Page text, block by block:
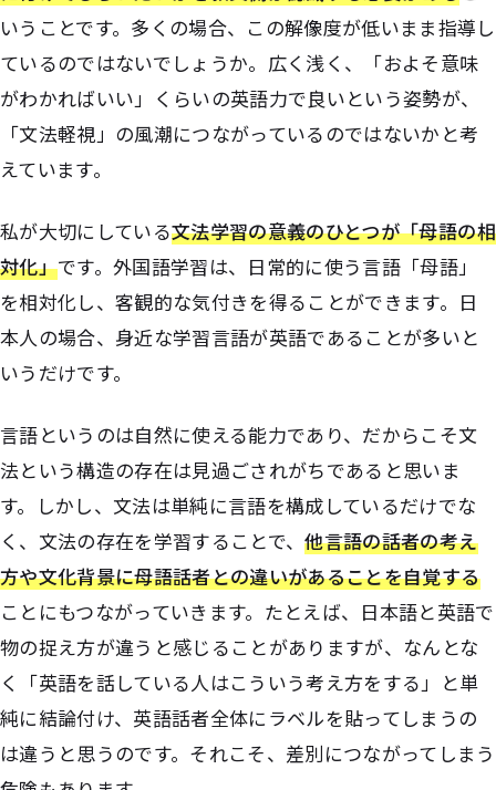
いうことです。多くの場合、この解像度が低いまま指導し
ているのではないでしょうか。広く浅く、「およそ意味
がわかればいい」くらいの英語力で良いという姿勢が、
「文法軽視」の風潮につながっているのではないかと考
えています。
私が大切にしている文法学習の意義のひとつが「母語の相
対化」です。外国語学習は、日常的に使う言語「母語」
を相対化し、客観的な気付きを得ることができます。日
本人の場合、身近な学習言語が英語であることが多いと
いうだけです。
言語というのは自然に使える能力であり、だからこそ文
法という構造の存在は見過ごされがちであると思いま
す。しかし、文法は単純に言語を構成しているだけでな
く、文法の存在を学習することで、他言語の話者の考え
方や文化背景に母語話者との違いがあることを自覚する
ことにもつながっていきます。たとえば、日本語と英語で
物の捉え方が違うと感じることがありますが、なんとな
く「英語を話している人はこういう考え方をする」と単
純に結論付け、英語話者全体にラベルを貼ってしまうの
は違うと思うのです。それこそ、差別につながってしまう